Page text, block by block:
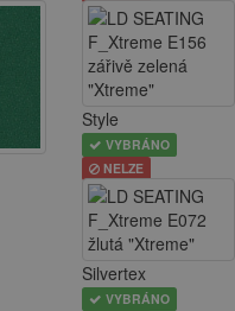
Style
VYBRÁNO
NELZE
Silvertex
VYBRÁNO